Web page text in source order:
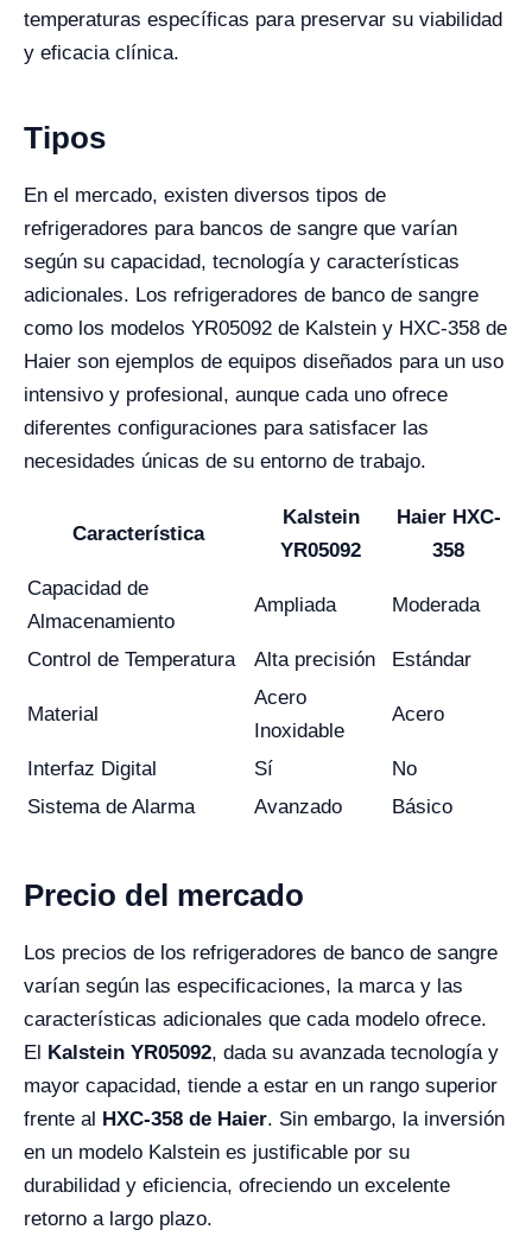
temperaturas específicas para preservar su viabilidad
y eficacia clínica.
Tipos
En el mercado, existen diversos tipos de
refrigeradores para bancos de sangre que varían
según su capacidad, tecnología y características
adicionales. Los refrigeradores de banco de sangre
como los modelos YR05092 de Kalstein y HXC-358 de
Haier son ejemplos de equipos diseñados para un uso
intensivo y profesional, aunque cada uno ofrece
diferentes configuraciones para satisfacer las
necesidades únicas de su entorno de trabajo.
Característica
Kalstein
YR05092
Haier HXC-
358
Capacidad de
Almacenamiento
Ampliada Moderada
Control de Temperatura Alta precisión Estándar
Material
Acero
Inoxidable
Acero
Interfaz Digital Sí
No
Sistema de Alarma
Avanzado Básico
Precio del mercado
Los precios de los refrigeradores de banco de sangre
varían según las especificaciones, la marca y las
características adicionales que cada modelo ofrece.
El Kalstein YR05092, dada su avanzada tecnología y
mayor capacidad, tiende a estar en un rango superior
frente al HXC-358 de Haier. Sin embargo, la inversión
en un modelo Kalstein es justificable por su
durabilidad y eficiencia, ofreciendo un excelente
retorno a largo plazo.